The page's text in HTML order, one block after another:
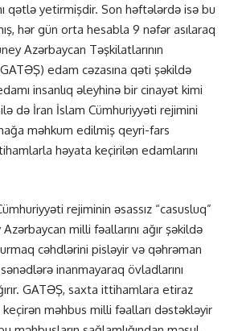
qətlə yetirmişdir. Son həftələrdə isə bu
hər gün orta hesabla 9 nəfər asılaraq
Azərbaycan Təşkilatlarının
edam cəzasına qəti şəkildə
insanlıq əleyhinə bir cinayət kimi
də İran İslam Cümhuriyyəti rejimini
məhkum edilmiş qeyri-fars
həyata keçirilən edamlarını
rejiminin əsassız “casusluq”
milli fəallarını ağır şəkildə
cəhdlərini pisləyir və qəhrəman
inanmayaraq övladlarını
GATƏŞ, saxta ittihamlara etiraz
keçirən məhbus milli fəalları dəstəkləyir